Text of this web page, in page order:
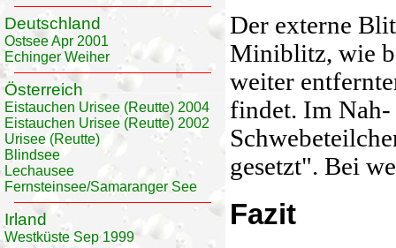
Deutschland
Ostsee Apr 2001
Echinger Weiher
Österreich
Eistauchen Urisee (Reutte) 2004
Eistauchen Urisee (Reutte) 2002
Urisee (Reutte)
Blindsee
Lechausee
Fernsteinsee/Samaranger See
Irland
Westküste Sep 1999
Der externe
Miniblitz, wie
weiter
findet. Im
gesetzt". Bei
Fazit